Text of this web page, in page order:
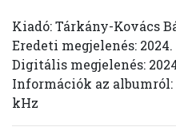
Kiadó: Tárkány-Kovács
Eredeti megjelenés: 2024.
Digitális megjelenés:
Információk az
kHz